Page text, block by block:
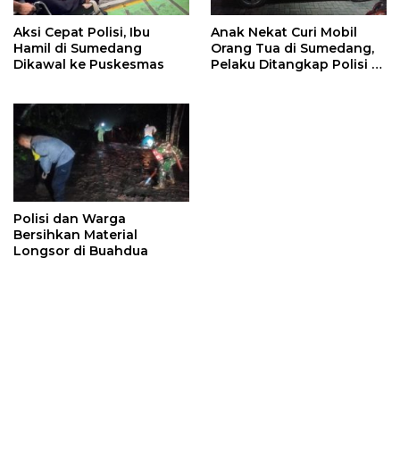
Aksi Cepat Polisi, Ibu
Hamil di Sumedang
Dikawal ke Puskesmas
Anak Nekat Curi Mobil
Orang Tua di Sumedang,
Pelaku Ditangkap Polisi di
Polisi dan Warga
Bersihkan Material
Longsor di Buahdua